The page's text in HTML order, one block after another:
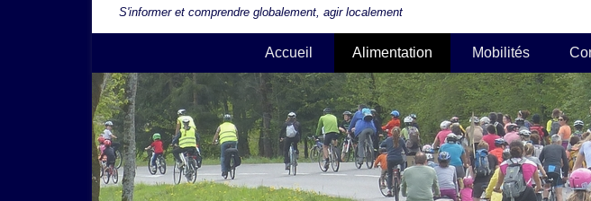
S'informer et comprendre globalement, agir localement
Accueil Alimentation Mobilités